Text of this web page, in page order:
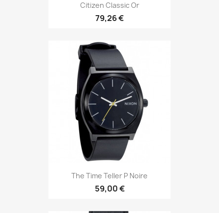
Citizen Classic Or
79,26 €
The Time Teller P Noire
59,00 €